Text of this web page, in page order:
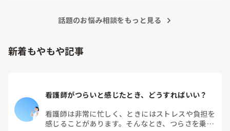
異動の声がかかる前に眼科クリニックに転職しました。
話題のお悩み相談をもっと見る
新着もやもや記事
看護師がつらいと感じたとき、どうすればいい？
看護師は非常に忙しく、ときにはストレスや負担を
感じることがあります。そんなとき、つらさを乗り